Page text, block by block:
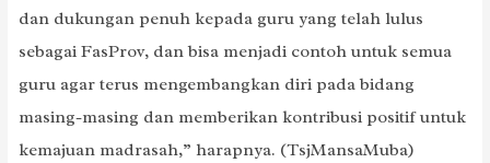
dan dukungan penuh kepada guru yang telah lulus
sebagai FasProv, dan bisa menjadi contoh untuk semua
guru agar terus mengembangkan diri pada bidang
masing-masing dan memberikan kontribusi positif untuk
kemajuan madrasah,” harapnya. (TsjMansaMuba)